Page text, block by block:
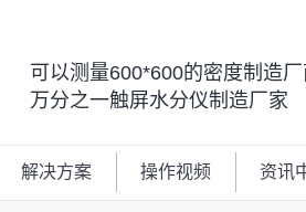
可以测量600*600的密度制造厂
万分之一触屏水分仪制造厂家
解决方案 操作视频 资讯